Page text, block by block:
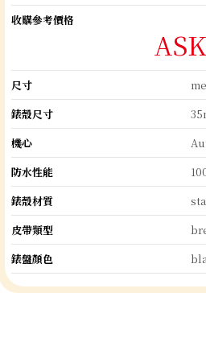
收購參考價格
ASK
尺寸
錶殼尺寸
機心
防水性能
錶殼材質
皮帶類型
錶盤顏色